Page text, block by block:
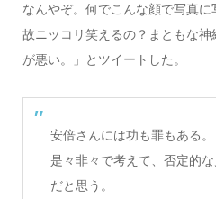
なんやぞ。何でこんな顔で写真
故ニッコリ笑えるの？まともな
が悪い。」とツイートした。
安倍さんには功も罪もある。
是々非々で考えて、否定的
だと思う。